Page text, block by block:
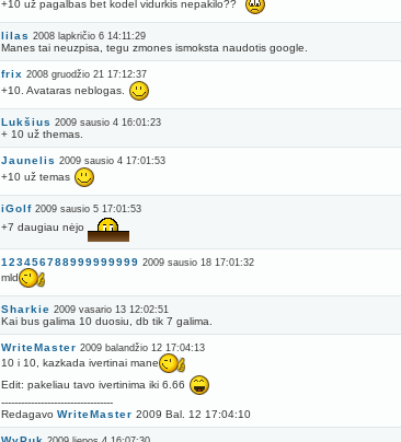
+10 už pagalbas bet kodel vidurkis nepakilo??
lilas 2008 lapkričio 6 14:11:29
Manes tai neuzpisa, tegu zmones ismoksta naudotis google.
frix 2008 gruodžio 21 17:12:37
+10. Avataras neblogas.
Lukšius 2009 sausio 4 16:01:23
+ 10 už themas.
Jaunelis 2009 sausio 4 17:01:53
+10 už temas
iGolf 2009 sausio 5 17:01:53
+7 daugiau nėjo
123456788999999999 2009 sausio 18 17:01:32
mld
Sharkie 2009 vasario 13 12:02:51
Kai bus galima 10 duosiu, db tik 7 galima.
WriteMaster 2009 balandžio 12 17:04:13
10 i 10, kazkada ivertinai mane
Edit: pakeliau tavo ivertinima iki 6.66
----------------------------------
RedagavoWriteMaster 2009 Bal. 12 17:04:10